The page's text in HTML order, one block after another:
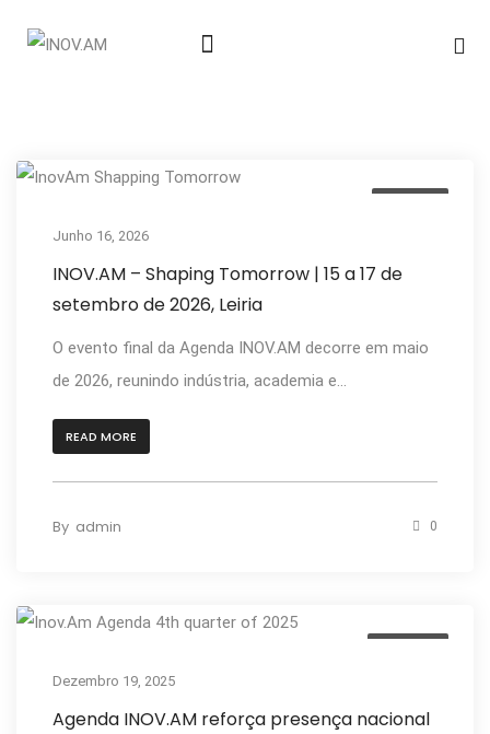
Junho 16, 2026
INOV.AM – Shaping Tomorrow | 15 a 17 de
setembro de 2026, Leiria
O evento final da Agenda INOV.AM decorre em maio
de 2026, reunindo indústria, academia e...
READ MORE
By admin 0
Dezembro 19, 2025
Agenda INOV.AM reforça presença nacional